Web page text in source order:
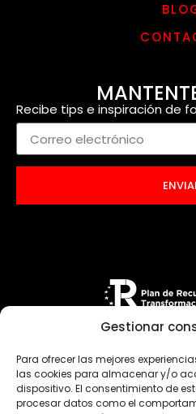
Gestionar
Para ofrecer las mejores
las cookies para almacenar y/o
dispositivo. El consentimiento de
procesar datos como el
Recibe tips e inspiración de